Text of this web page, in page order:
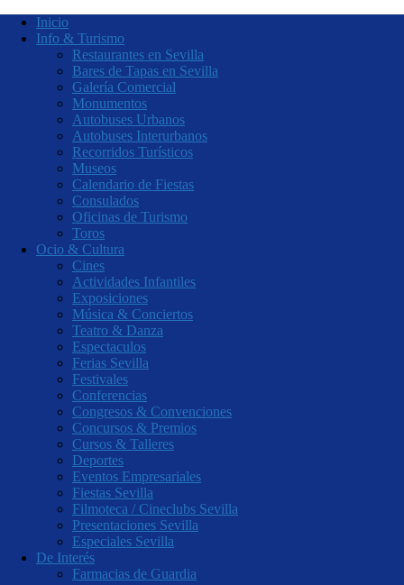
Inicio
Info & Turismo
Restaurantes en Sevilla
Bares de Tapas en Sevilla
Galería Comercial
Monumentos
Autobuses Urbanos
Autobuses Interurbanos
Recorridos Turísticos
Museos
Calendario de Fiestas
Consulados
Oficinas de Turismo
Toros
Ocio & Cultura
Cines
Actividades Infantiles
Exposiciones
Música & Conciertos
Teatro & Danza
Espectaculos
Ferias Sevilla
Festivales
Conferencias
Congresos & Convenciones
Concursos & Premios
Cursos & Talleres
Deportes
Eventos Empresariales
Fiestas Sevilla
Filmoteca / Cineclubs Sevilla
Presentaciones Sevilla
Especiales Sevilla
De Interés
Farmacias de Guardia